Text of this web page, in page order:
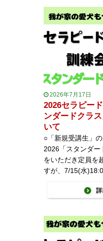
2026年7月17日
2026セラピー
ンダードクラ
いて
○「新規受講生」
2026「スタンダ
をいただき定員を
すが、7/15(水